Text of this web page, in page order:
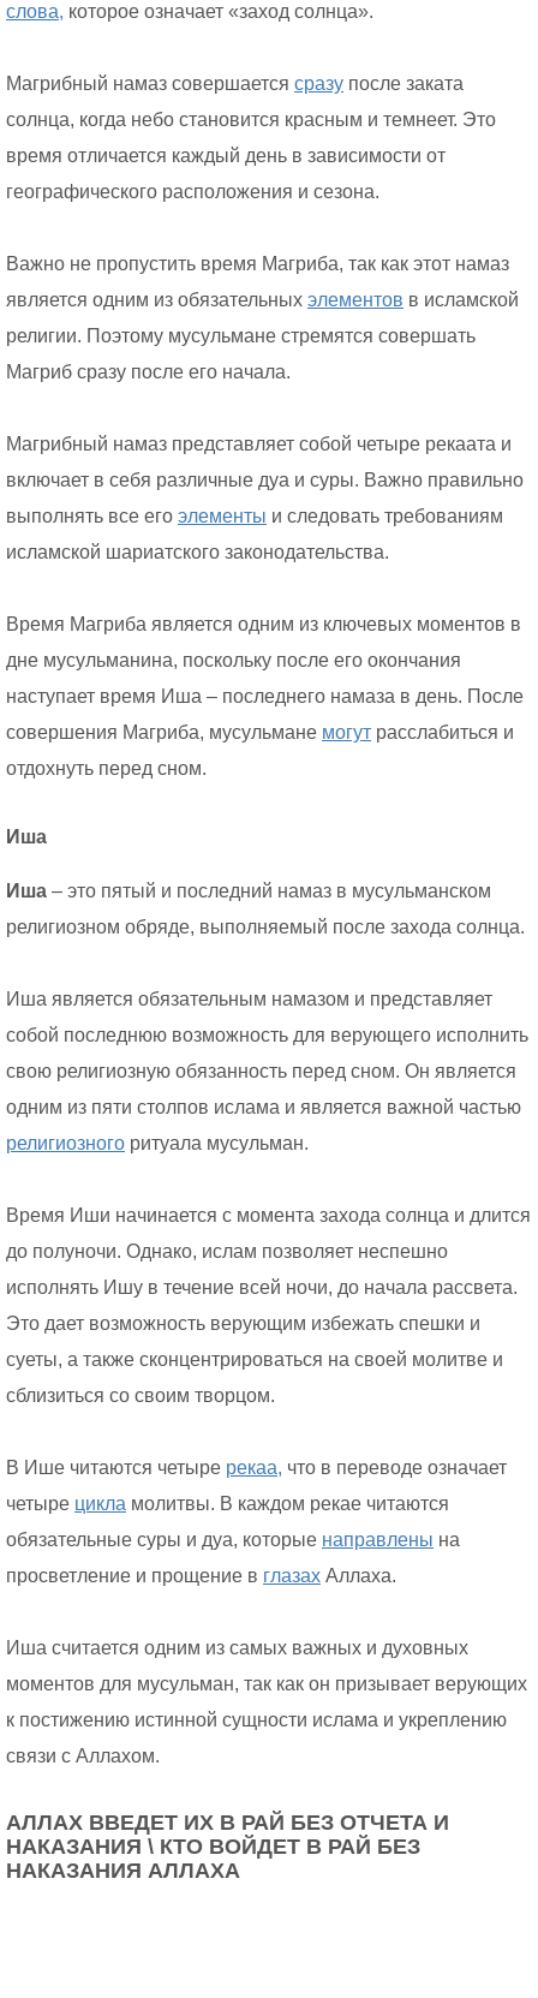
слова, которое означает «заход солнца».
Магрибный намаз совершается сразу после заката
солнца, когда небо становится красным и темнеет. Это
время отличается каждый день в зависимости от
географического расположения и сезона.
Важно не пропустить время Магриба, так как этот намаз
является одним из обязательных элементов в исламской
религии. Поэтому мусульмане стремятся совершать
Магриб сразу после его начала.
Магрибный намаз представляет собой четыре рекаата и
включает в себя различные дуа и суры. Важно правильно
выполнять все его элементы и следовать требованиям
исламской шариатского законодательства.
Время Магриба является одним из ключевых моментов в
дне мусульманина, поскольку после его окончания
наступает время Иша – последнего намаза в день. После
совершения Магриба, мусульмане могут расслабиться и
отдохнуть перед сном.
Иша
Иша – это пятый и последний намаз в мусульманском
религиозном обряде, выполняемый после захода солнца.
Иша является обязательным намазом и представляет
собой последнюю возможность для верующего исполнить
свою религиозную обязанность перед сном. Он является
одним из пяти столпов ислама и является важной частью
религиозного ритуала мусульман.
Время Иши начинается с момента захода солнца и длится
до полуночи. Однако, ислам позволяет неспешно
исполнять Ишу в течение всей ночи, до начала рассвета.
Это дает возможность верующим избежать спешки и
суеты, а также сконцентрироваться на своей молитве и
сблизиться со своим творцом.
В Ише читаются четыре рекаа, что в переводе означает
четыре цикла молитвы. В каждом рекае читаются
обязательные суры и дуа, которые направлены на
просветление и прощение в глазах Аллаха.
Иша считается одним из самых важных и духовных
моментов для мусульман, так как он призывает верующих
к постижению истинной сущности ислама и укреплению
связи с Аллахом.
АЛЛАХ ВВЕДЕТ ИХ В РАЙ БЕЗ ОТЧЕТА И
НАКАЗАНИЯ \ КТО ВОЙДЕТ В РАЙ БЕЗ
НАКАЗАНИЯ АЛЛАХА